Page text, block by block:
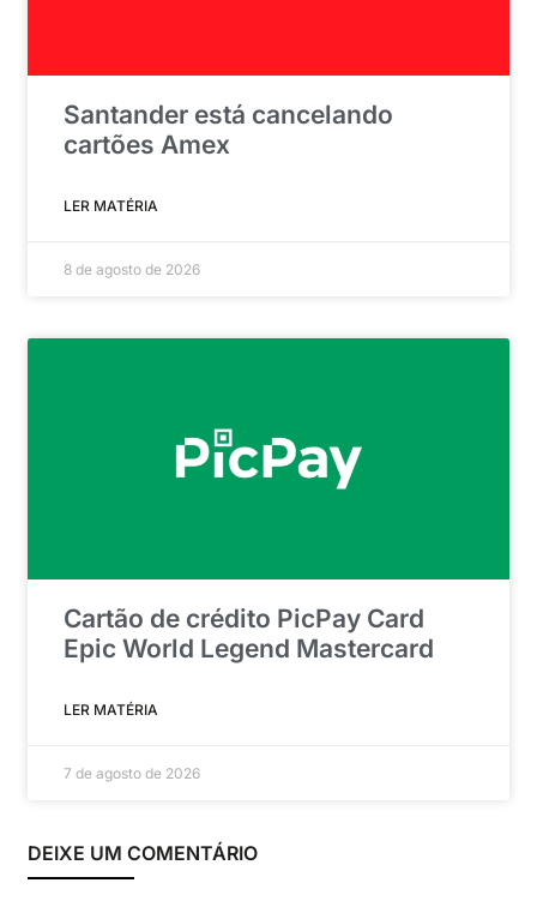
Santander está cancelando
cartões Amex
LER MATÉRIA
8 de agosto de 2026
Cartão de crédito PicPay Card
Epic World Legend Mastercard
LER MATÉRIA
7 de agosto de 2026
DEIXE UM COMENTÁRIO